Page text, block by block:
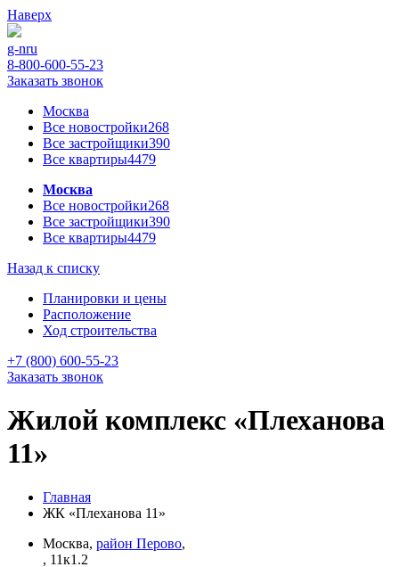
Наверх
g-nru
8-800-600-55-23
Заказать звонок
Москва
Все новостройки268
Все застройщики390
Все квартиры4479
Москва
Все новостройки268
Все застройщики390
Все квартиры4479
Назад к списку
Планировки и цены
Расположение
Ход строительства
+7 (800) 600-55-23
Заказать звонок
Жилой комплекс «Плеханова
11»
Главная
ЖК «Плеханова 11»
Москва, район Перово,
, 11к1.2